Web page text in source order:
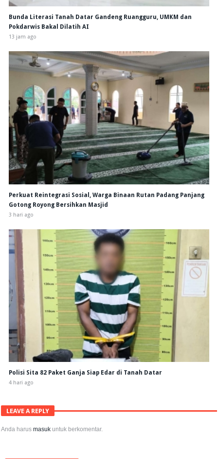
Bunda Literasi Tanah Datar Gandeng Ruangguru, UMKM dan
Pokdarwis Bakal Dilatih AI
13 jam ago
Perkuat Reintegrasi Sosial, Warga Binaan Rutan Padang Panjang
Gotong Royong Bersihkan Masjid
3 hari ago
Polisi Sita 82 Paket Ganja Siap Edar di Tanah Datar
4 hari ago
LEAVE A REPLY
Anda harusmasuk untuk berkomentar.